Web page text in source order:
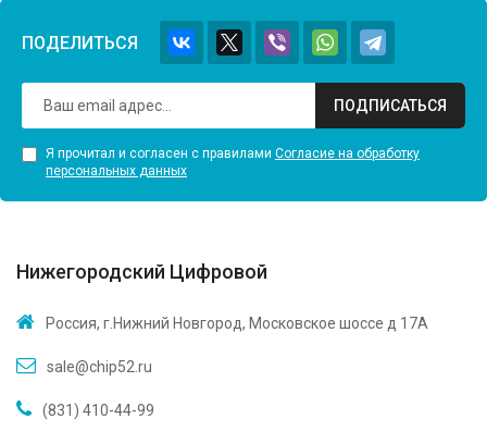
ПОДЕЛИТЬСЯ
ПОДПИСАТЬСЯ
Я прочитал и согласен с правилами Согласие на обработку
персональных данных
Нижегородский Цифровой
Россия, г.Нижний Новгород, Московское шоссе д 17А
sale@chip52.ru
(831) 410-44-99